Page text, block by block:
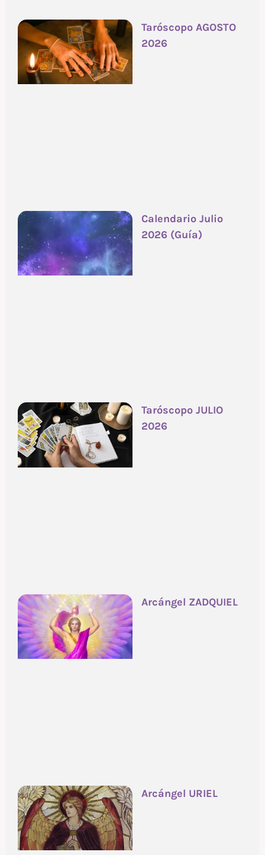
Taróscopo AGOSTO
2026
Calendario Julio
2026 (Guía)
Taróscopo JULIO
2026
Arcángel ZADQUIEL
Arcángel URIEL